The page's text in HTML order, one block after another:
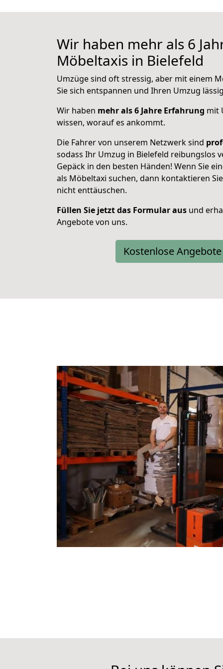
Wir haben mehr als 6
Möbeltaxis in Bielefeld
Umzüge sind oft stressig, aber mit einem
Sie sich entspannen und Ihren Umzug
Wir haben mehr als 6 Jahre Erfahrung mit
wissen, worauf es ankommt.
Die Fahrer von unserem Netzwerk sind
sodass Ihr Umzug in Bielefeld reibungslos
Gepäck in den besten Händen! Wenn Sie
als Möbeltaxi suchen, dann kontaktieren
nicht enttäuschen.
Füllen Sie jetzt das Formular aus und
Angebote von uns.
Kostenlose